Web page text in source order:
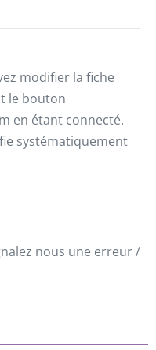
modifier la fiche
le bouton
en étant connecté.
systématiquement
nous une erreur /